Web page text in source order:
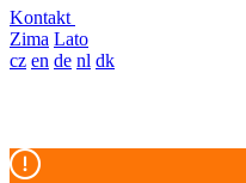
Kontakt
Zima Lato
cz en de nl dk